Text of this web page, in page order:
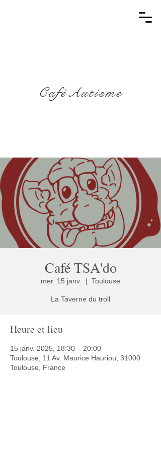
CaféAutisme
Café TSA'do
mer. 15 janv.
  |
Toulouse
La Taverne du troll
Heure et lieu
15 janv. 2025, 18:30 – 20:00
Toulouse, 11 Av. Maurice Hauriou, 31000
Toulouse, France